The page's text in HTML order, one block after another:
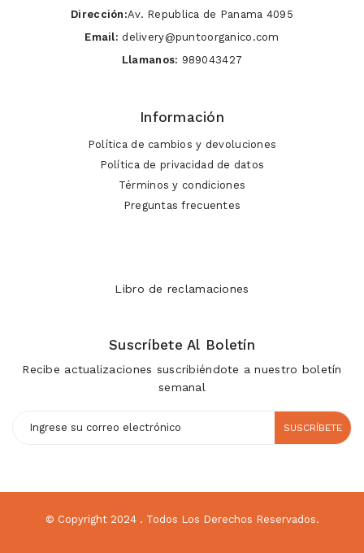
Dirección:Av. Republica de Panama 4095
Email: delivery@puntoorganico.com
Llamanos: 989043427
Información
Política de cambios y devoluciones
Política de privacidad de datos
Términos y condiciones
Preguntas frecuentes
Libro de reclamaciones
Suscríbete Al Boletín
Recibe actualizaciones suscribiéndote a nuestro boletín
semanal
SUSCRÍBETE
© Copyright 2024 . Todos Los Derechos Reservados.